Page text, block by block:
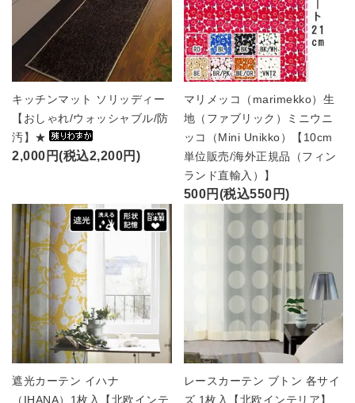
キッチンマット ソリッディー
【おしゃれ/ウォッシャブル/防
汚】★
2,000円(税込2,200円)
マリメッコ（marimekko）生
地（ファブリック）ミニウニ
ッコ（Mini Unikko）【10cm
単位販売/海外正規品（フィン
ランド直輸入）】
500円(税込550円)
遮光カーテン イハナ
（IHANA）1枚入【北欧インテ
レースカーテン ブトン 各サイ
ズ 1枚入【北欧インテリア】